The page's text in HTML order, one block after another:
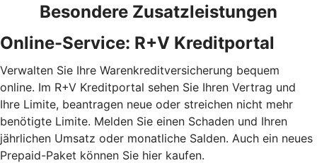
Besondere Zusatzleistungen
Online-Service: R+V Kreditportal
Verwalten Sie Ihre Warenkreditversicherung bequem
online. Im R+V Kreditportal sehen Sie Ihren Vertrag und
Ihre Limite, beantragen neue oder streichen nicht mehr
benötigte Limite. Melden Sie einen Schaden und Ihren
jährlichen Umsatz oder monatliche Salden. Auch ein neues
Prepaid-Paket können Sie hier kaufen.